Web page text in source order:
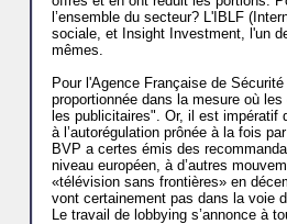
l’ensemble du secteur? L'IBLF
sociale, et Insight Investment, l'un
mêmes.
Pour l'Agence Française de
proportionnée dans la mesure où
les publicitaires". Or, il est
à l’autorégulation prônée à la fois
BVP a certes émis des
niveau européen, à d’autres
«télévision sans frontières» en
vont certainement pas dans la voie
Le travail de lobbying s’annonce à